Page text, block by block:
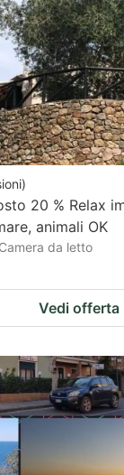
)
20 % Relax
animali OK
da letto
Vedi offerta